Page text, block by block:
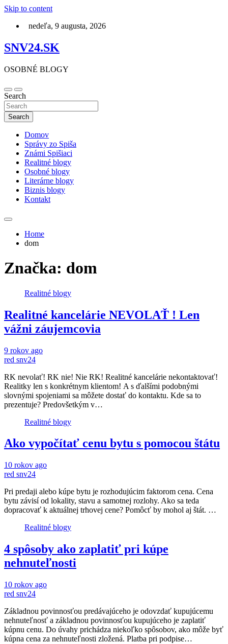
Skip to content
nedeľa, 9 augusta, 2026
SNV24.SK
OSOBNÉ BLOGY
Search
Search
Domov
Správy zo Spiša
Známi Spišiaci
Realitné blogy
Osobné blogy
Literárne blogy
Biznis blogy
Kontakt
Home
dom
Značka: dom
Realitné blogy
Realitné kancelárie NEVOLAŤ ! Len
vážni záujemcovia
9 rokov ago
red snv24
RK nevolať! RK nie! Nie RK! Realitné kancelárie nekontaktovať!
Realitky len s konkrétnym klientom! A s ďalšími podobnými
slovnými spojeniami sa môžete dostať do kontaktu. Kde sa to
prezentuje? Predovšetkým v…
Realitné blogy
Ako vypočítať cenu bytu s pomocou štátu
10 rokov ago
red snv24
Pri predaji alebo kúpe bytu je rozhodujúcim faktorom cena. Cena
bytu závisí od lokality, stavu a samotnej rozlohy. Ako sa teda
dopracovať k aktuálnej trhovej cene? Pomôcť by mohol aj štát. …
Realitné blogy
4 spôsoby ako zaplatiť pri kúpe
nehnuteľnosti
10 rokov ago
red snv24
Základnou povinnosťou predávajúceho je odovzdať kupujúcemu
nehnuteľnosť a základnou povinnosťou kupujúceho je zaplatiť
kúpnu cenu. Do úvahy prichádza niekoľko spôsobov, ako môže byť
kúpna cena za nehnuteľnosti zložená. Platba pri podpise…